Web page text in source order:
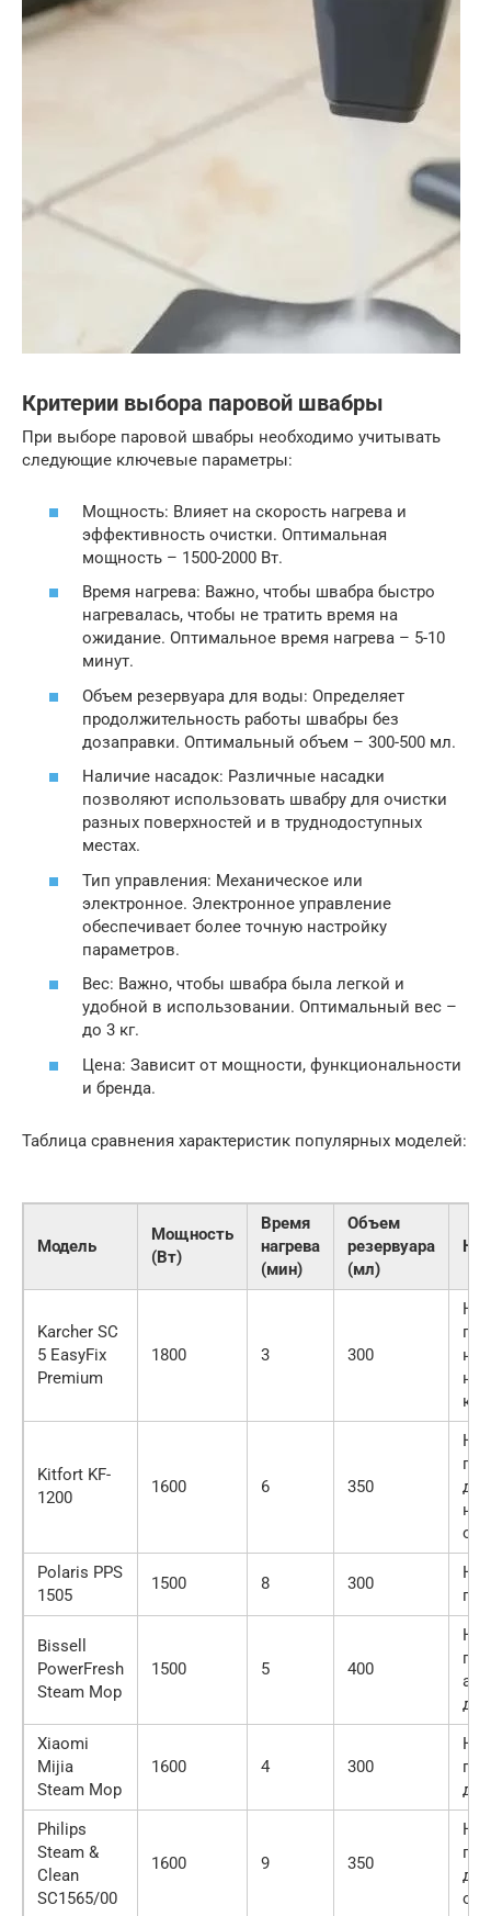
Критерии выбора паровой швабры
При выборе паровой швабры необходимо учитывать
следующие ключевые параметры:
Мощность: Влияет на скорость нагрева и
эффективность очистки. Оптимальная
мощность – 1500-2000 Вт.
Время нагрева: Важно, чтобы швабра быстро
нагревалась, чтобы не тратить время на
ожидание. Оптимальное время нагрева – 5-10
минут.
Объем резервуара для воды: Определяет
продолжительность работы швабры без
дозаправки. Оптимальный объем – 300-500 мл.
Наличие насадок: Различные насадки
позволяют использовать швабру для очистки
разных поверхностей и в труднодоступных
местах.
Тип управления: Механическое или
электронное. Электронное управление
обеспечивает более точную настройку
параметров.
Вес: Важно, чтобы швабра была легкой и
удобной в использовании. Оптимальный вес –
до 3 кг.
Цена: Зависит от мощности, функциональности
и бренда.
Таблица сравнения характеристик популярных моделей:
Модель
Мощность
(Вт)
Время
нагрева
(мин)
Объем
резервуара
(мл)
Karcher SC
5 EasyFix
Premium
1800 3 300
Kitfort KF-
1200
1600 6 350
Polaris PPS
1505
1500 8 300
Bissell
PowerFresh
Steam Mop
1500 5 400
Xiaomi
Mijia
Steam Mop
1600 4 300
Philips
Steam &
Clean
SC1565/00
1600 9 350